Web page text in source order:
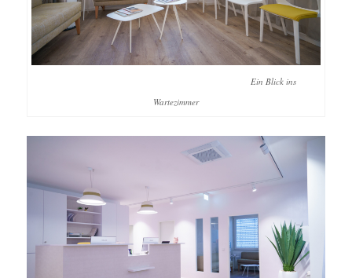
Ein Blick ins
Wartezimmer